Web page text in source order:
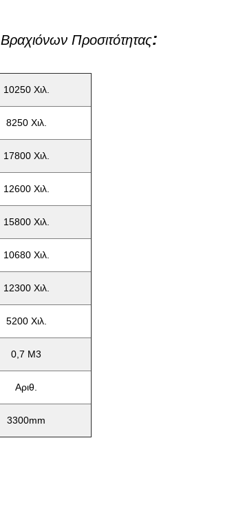
Βραχιόνων Προσιτότητας:
10250 Χιλ.
8250 Χιλ.
17800 Χιλ.
12600 Χιλ.
15800 Χιλ.
10680 Χιλ.
12300 Χιλ.
5200 Χιλ.
0,7 Μ3
Αριθ.
3300mm